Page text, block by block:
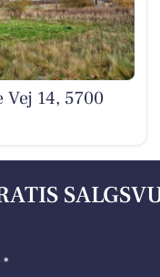
Vej 14, 5700